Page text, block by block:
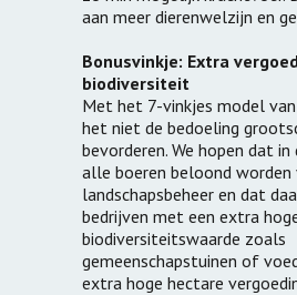
aan meer dierenwelzijn en
Bonusvinkje: Extra
biodiversiteit
Met het 7-vinkjes model
het niet de bedoeling
bevorderen. We hopen dat
alle boeren beloond worden
landschapsbeheer en dat
bedrijven met een extra
biodiversiteitswaarde zoals
gemeenschapstuinen of
extra hoge hectare